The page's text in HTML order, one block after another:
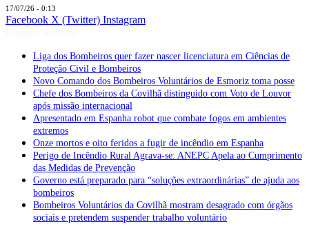
17/07/26 - 0:13
Facebook X (Twitter) Instagram
Liga dos Bombeiros quer fazer nascer licenciatura em Ciências de
Proteção Civil e Bombeiros
Novo Comando dos Bombeiros Voluntários de Esmoriz toma posse
Chefe dos Bombeiros da Covilhã distinguido com Voto de Louvor
após missão internacional
Apresentado em Espanha robot que combate fogos em ambientes
extremos
Onze mortos e oito feridos a fugir de incêndio em Espanha
Perigo de Incêndio Rural Agrava-se: ANEPC Apela ao Cumprimento
das Medidas de Prevenção
Governo está preparado para “soluções extraordinárias” de ajuda aos
bombeiros
Bombeiros Voluntários da Covilhã mostram desagrado com órgãos
sociais e pretendem suspender trabalho voluntário